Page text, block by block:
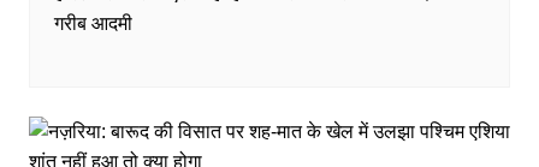
गरीब आदमी